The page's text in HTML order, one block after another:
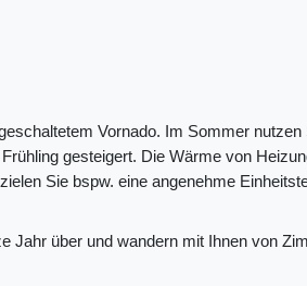
Vornado. Im Sommer
gesteigert. Die Wärme von
Sie bspw. eine angenehme
Jahr über und wandern mit Ihnen von